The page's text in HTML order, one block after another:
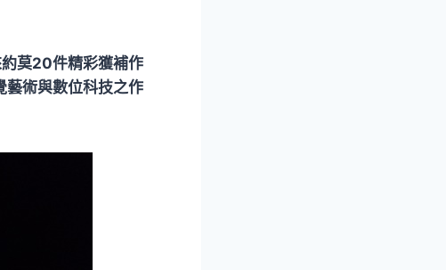
莫20件精彩獲補作
藝術與數位科技之作